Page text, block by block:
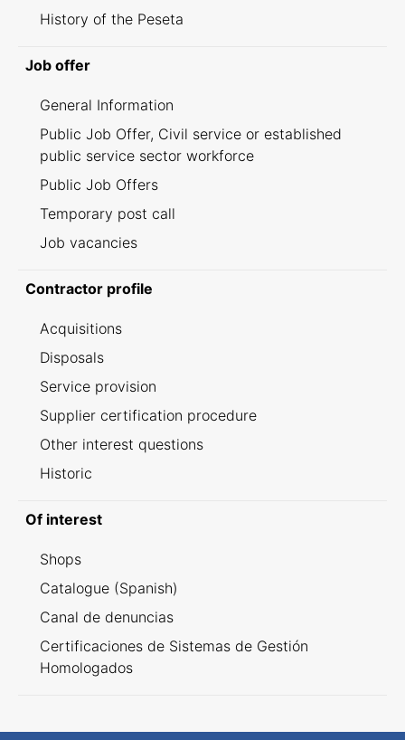
History of the Peseta
Job offer
General Information
Public Job Offer, Civil service or established
public service sector workforce
Public Job Offers
Temporary post call
Job vacancies
Contractor profile
Acquisitions
Disposals
Service provision
Supplier certification procedure
Other interest questions
Historic
Of interest
Shops
Catalogue (Spanish)
Canal de denuncias
Certificaciones de Sistemas de Gestión
Homologados